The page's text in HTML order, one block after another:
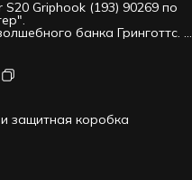
Griphook (193) 90269 по
банка Гринготтс. В
Гарри с друзьями,
Гриффиндора, который ему
ненастоящий. Вместе с
гоблин попадает в плен к
Оттуда его спасает
Funko (Фанко поп) – вот
из самых разных
защитная коробка